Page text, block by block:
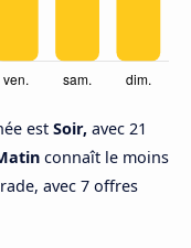
est Soir, avec 21
connaît le moins
avec 7 offres